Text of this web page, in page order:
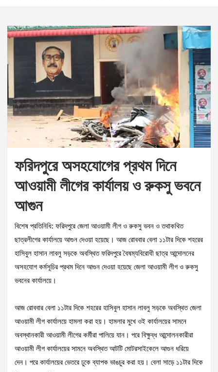
ফরিদপুরে অসহযোগের প্রথম দিনে
আওয়ামী লীগের কার্যালয় ও রুকসু ভবনে
আগুন
বিশেষ প্রতিনিধি: ফরিদপুরে জেলা আওয়ামী লীগ ও রুকসু ভবন ও তথাকথিত
ছাত্রলীগের কার্যালয়ে আগুন দেওয়া হয়েছে। আজ রোববার বেলা ১১টার দিকে শহরের
হাসিবুল হাসান লাবলু সড়কে অবস্থিত ফরিদপুরে বৈষম্যবিরোধী ছাত্র আন্দোলনের
অসহযোগ কর্মসূচির প্রথম দিনে আগুন দেওয়া হয়েছে জেলা আওয়ামী লীগ ও রুকসু
ভবনের কার্যালয়ে।
আজ রোববার বেলা ১১টার দিকে শহরের হাসিবুল হাসান লাবলু সড়কে অবস্থিত জেলা
আওয়ামী লীগ কার্যালয়ে হামলা করা হয়। হামলার মুখে ওই কার্যালয়ের সামনে
অবস্থানকারী আওয়ামী লীগের কর্মীরা পালিয়ে যান। পরে বিক্ষুব্ধ আন্দোলনকারীরা
আওয়ামী লীগ কার্যালয়ের সামনে অবস্থিত আটটি মোটরসাইকেলে আগুন ধরিয়ে
দেন। পরে কার্যালয়ের ভেতরে ঢুকে ব্যাপক ভাঙচুর করা হয়। বেলা সাড়ে ১১টার দিকে